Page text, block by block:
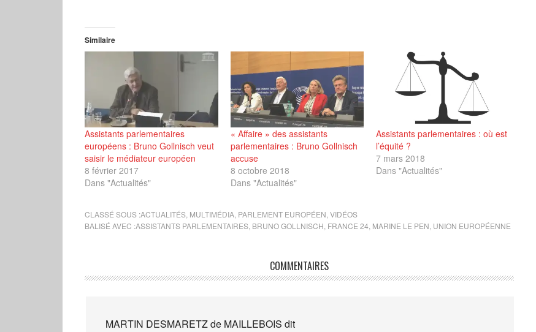
Similaire
Assistants parlementaires
européens : Bruno Gollnisch veut
saisir le médiateur européen
8 février 2017
Dans "Actualités"
« Affaire » des assistants
parlementaires : Bruno Gollnisch
accuse
8 octobre 2018
Dans "Actualités"
Assistants parlementaires : où est
l’équité ?
7 mars 2018
Dans "Actualités"
CLASSÉ SOUS :ACTUALITÉS MULTIMÉDIA PARLEMENT EUROPÉEN VIDÉOS
BALISÉ AVEC :ASSISTANTS PARLEMENTAIRES BRUNO GOLLNISCH FRANCE 24 MARINE LE PEN UNION EUROPÉENNE
COMMENTAIRES
MARTIN DESMARETZ de MAILLEBOIS dit